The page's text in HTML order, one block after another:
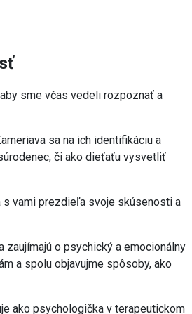
sme včas vedeli rozpoznať a
sa na ich identifikáciu a
či ako dieťaťu vysvetliť
s vami prezdieľa svoje skúsenosti a
zaujímajú o psychický a emocionálny
a spolu objavujme spôsoby, ako
ako psychologička v terapeutickom